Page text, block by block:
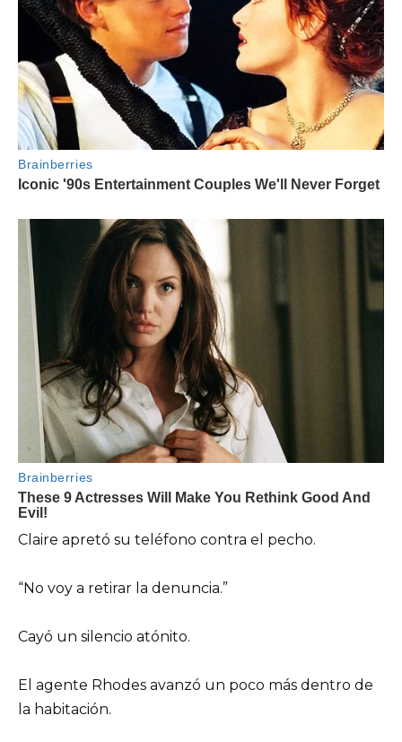
Claire apretó su teléfono contra el pecho.
“No voy a retirar la denuncia.”
Cayó un silencio atónito.
El agente Rhodes avanzó un poco más dentro de
la habitación.